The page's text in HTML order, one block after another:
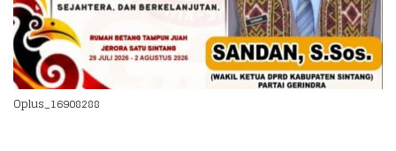
Oplus_16908288